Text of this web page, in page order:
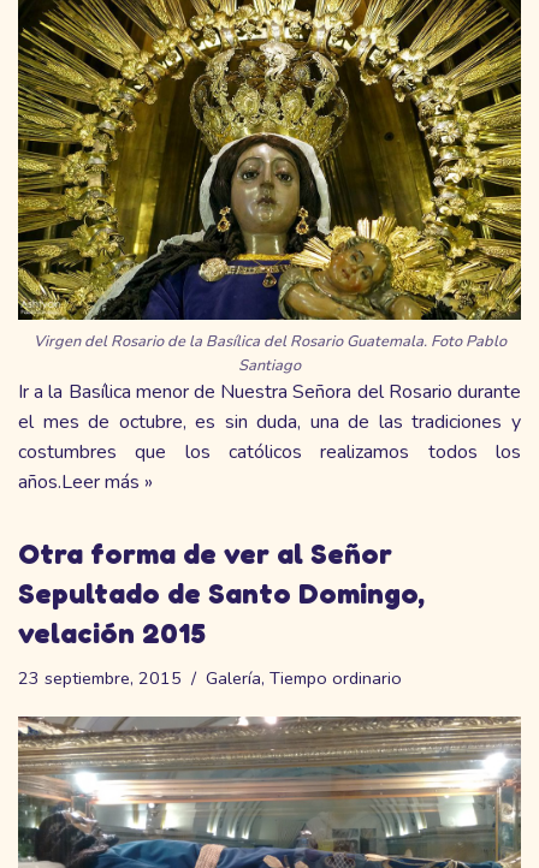
Virgen del Rosario de la Basílica del Rosario Guatemala. Foto Pablo
Santiago
Ir a la Basílica menor de Nuestra Señora del Rosario durante
el mes de octubre, es sin duda, una de las tradiciones y
costumbres que los católicos realizamos todos los
años.Leer más »
Otra forma de ver al Señor
Sepultado de Santo Domingo,
velación 2015
23 septiembre, 2015 Galería, Tiempo ordinario